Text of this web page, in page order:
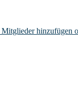
hinzufügen